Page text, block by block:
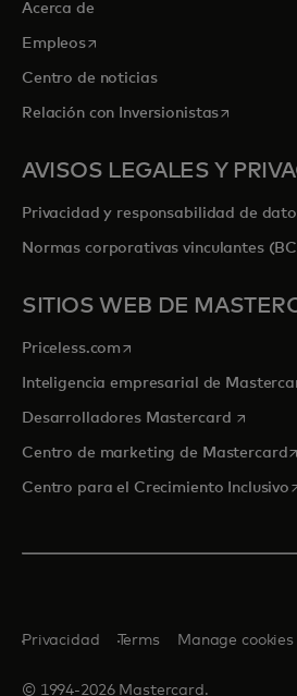
Acerca de
Empleosse abre en una pestaña nueva
Centro de noticias
Relación con Inversionistasse abre en
AVISOS LEGALES Y
Privacidad y responsabilidad de
Normas corporativas vinculantes
SITIOS WEB DE
Priceless.com se abre en una pestaña
Inteligencia empresarial de
Desarrolladores Mastercard se abre
Centro de marketing de Mastercard
Centro para el Crecimiento Inclusivo
© 1994-2026 Mastercard.
Privacidad Terms Manage cookies